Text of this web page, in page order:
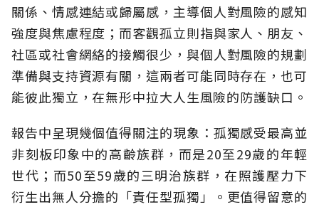
關係、情感連結或歸屬感，主導個人對風險的感知
強度與焦慮程度；而客觀孤立則指與家人、朋友、
社區或社會網絡的接觸很少，與個人對風險的規劃
準備與支持資源有關，這兩者可能同時存在，也可
能彼此獨立，在無形中拉大人生風險的防護缺口。
報告中呈現幾個值得關注的現象：孤獨感受最高並
非刻板印象中的高齡族群，而是20至29歲的年輕
世代；而50至59歲的三明治族群，在照護壓力下
衍生出無人分擔的「責任型孤獨」。更值得留意的